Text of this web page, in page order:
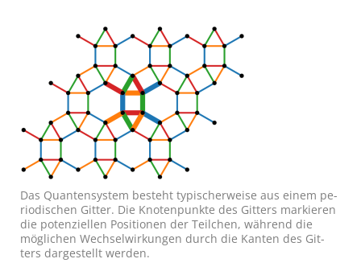
Das Quanten­system be­steht ty­pi­scher­wei­se aus einem pe­
ri­o­di­schen Git­ter. Die Kno­ten­punk­te des Git­ters mar­kie­ren
die po­ten­ziel­len Po­si­tio­nen der Teil­chen, wäh­rend die
mög­li­chen Wech­sel­wir­kungen durch die Kan­ten des Git­
ters dar­ge­stellt wer­den.